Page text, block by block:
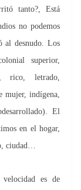
tanto?, Está
no podemos
al desnudo. Los
superior,
rico, letrado,
mujer, indígena,
El
en el hogar,
ciudad…
es de